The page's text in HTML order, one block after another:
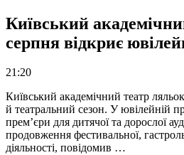
Київський
серпня відкриє
21:20
Київський академічний театр
й театральний сезон. У ювілейній
прем’єри для дитячої та дорослої
продовження фестивальної,
діяльності, повідомив …